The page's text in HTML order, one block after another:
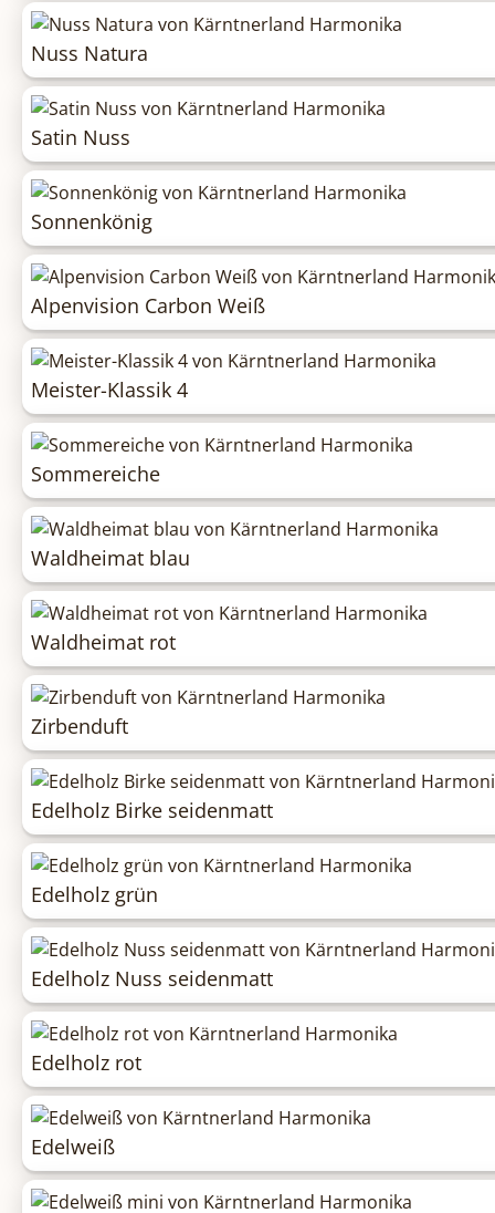
Nuss Natura
Satin Nuss
Sonnenkönig
Alpenvision Carbon Weiß
Meister-Klassik 4
Sommereiche
Waldheimat blau
Waldheimat rot
Zirbenduft
Edelholz Birke seidenmatt
Edelholz grün
Edelholz Nuss seidenmatt
Edelholz rot
Edelweiß